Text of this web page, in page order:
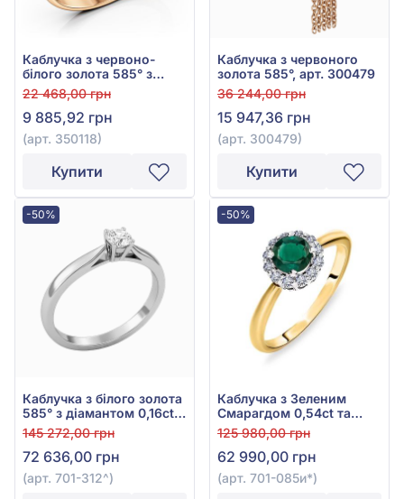
Каблучка з червоно-
білого золота 585° з
фіанітом/куб.цирконієм,
арт. 350118
22 468,00 грн
9 885,92 грн
(арт. 350118)
Купити
Каблучка з червоного
золота 585°, арт. 300479
36 244,00 грн
15 947,36 грн
(арт. 300479)
Купити
-50%
Каблучка з білого золота
585° з діамантом 0,16ct,
арт. 701-312
145 272,00 грн
72 636,00 грн
(арт. 701-312^)
-50%
Каблучка з Зеленим
Смарагдом 0,54ct та
Діамантом 0,15ct із
жовто-білого золота
585°, арт. 701-085и*
125 980,00 грн
62 990,00 грн
(арт. 701-085и*)